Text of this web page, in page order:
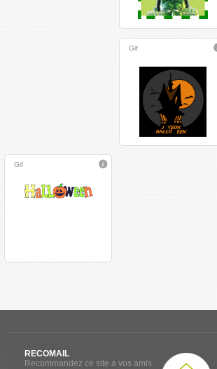
Gif
Gif
RECOMAIL
Recommandez ce site a vos amis.